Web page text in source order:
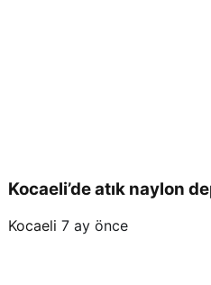
Kocaeli’de atık naylon
Kocaeli 7 ay önce